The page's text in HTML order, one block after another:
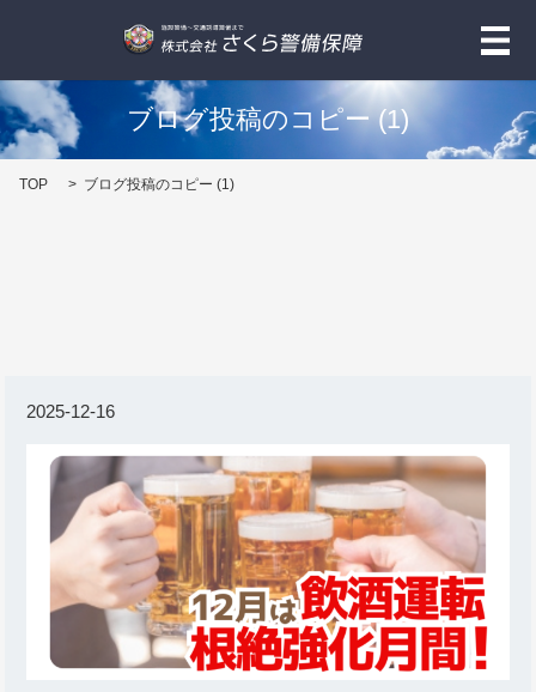
メ
ブログ投稿のコピー (1)
TOP ブログ投稿のコピー (1)
2025-12-16